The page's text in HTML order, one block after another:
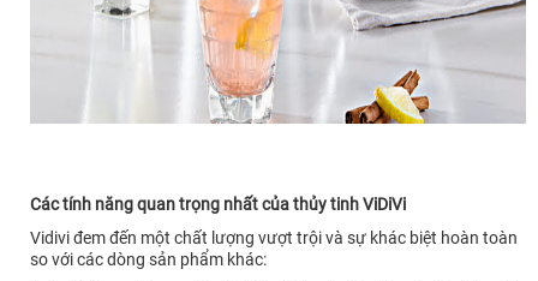
Các tính năng quan trọng nhất của thủy tinh ViDiVi
Vidivi đem đến một chất lượng vượt trội và sự khác biệt hoàn toàn
so với các dòng sản phẩm khác: